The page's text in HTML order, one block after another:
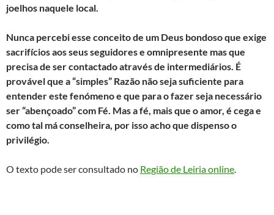
joelhos naquele local.
Nunca percebi esse conceito de um Deus bondoso que exige
sacrifícios aos seus seguidores e omnipresente mas que
precisa de ser contactado através de intermediários. É
provável que a “simples” Razão não seja suficiente para
entender este fenómeno e que para o fazer seja necessário
ser “abençoado” com Fé. Mas a fé, mais que o amor, é cega e
como tal má conselheira, por isso acho que dispenso o
privilégio.
O texto pode ser consultado no Região de Leiria online.